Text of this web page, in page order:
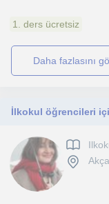
1. ders ücretsiz
daha fazlasını
İlkokul öğrencileri